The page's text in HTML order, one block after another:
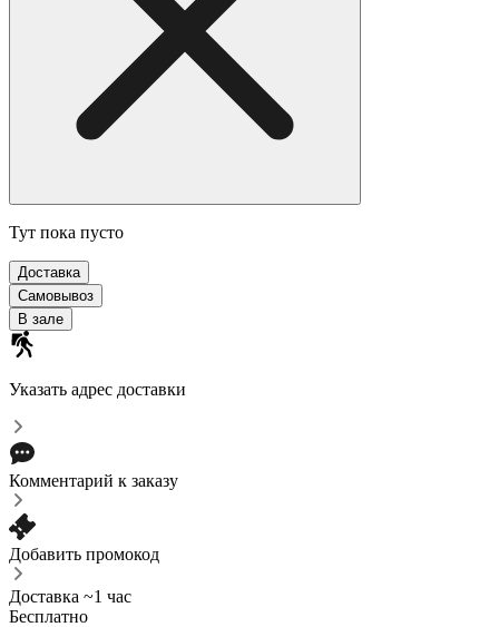
Тут пока пусто
Доставка
Самовывоз
В зале
Указать адрес доставки
Комментарий к заказу
Добавить промокод
Доставка ~1 час
Бесплатно